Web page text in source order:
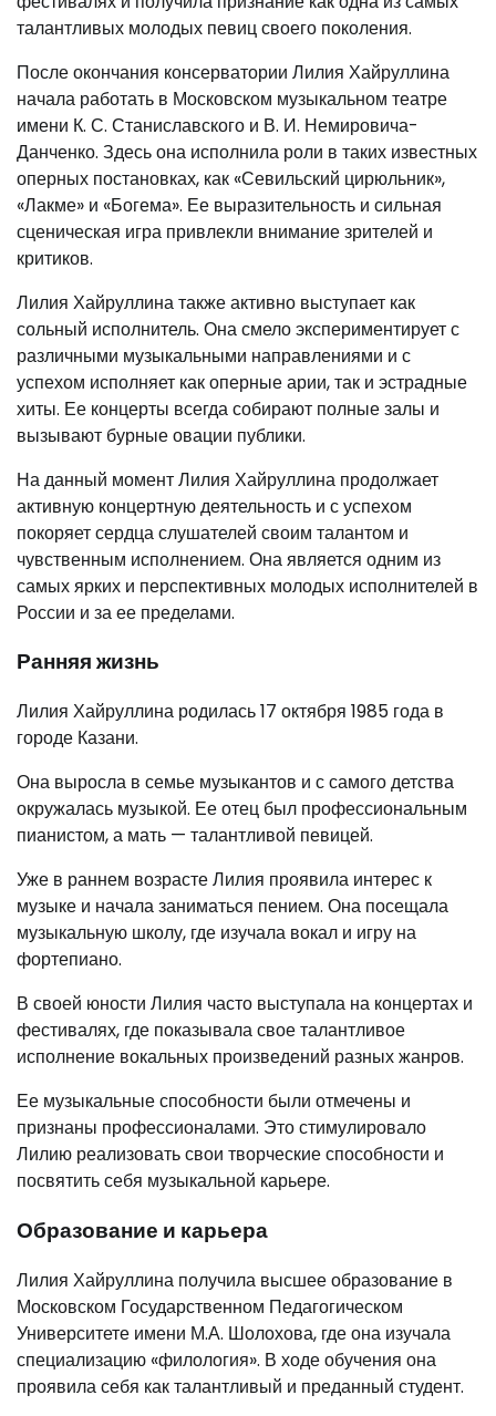
талантливых молодых певиц своего поколения.
После окончания консерватории Лилия Хайруллина
начала работать в Московском музыкальном театре
имени К. С. Станиславского и В. И. Немировича-
Данченко. Здесь она исполнила роли в таких известных
оперных постановках, как «Севильский цирюльник»,
«Лакме» и «Богема». Ее выразительность и сильная
сценическая игра привлекли внимание зрителей и
критиков.
Лилия Хайруллина также активно выступает как
сольный исполнитель. Она смело экспериментирует с
различными музыкальными направлениями и с
успехом исполняет как оперные арии, так и эстрадные
хиты. Ее концерты всегда собирают полные залы и
вызывают бурные овации публики.
На данный момент Лилия Хайруллина продолжает
активную концертную деятельность и с успехом
покоряет сердца слушателей своим талантом и
чувственным исполнением. Она является одним из
самых ярких и перспективных молодых исполнителей в
России и за ее пределами.
Ранняя жизнь
Лилия Хайруллина родилась 17 октября 1985 года в
городе Казани.
Она выросла в семье музыкантов и с самого детства
окружалась музыкой. Ее отец был профессиональным
пианистом, а мать — талантливой певицей.
Уже в раннем возрасте Лилия проявила интерес к
музыке и начала заниматься пением. Она посещала
музыкальную школу, где изучала вокал и игру на
фортепиано.
В своей юности Лилия часто выступала на концертах и
фестивалях, где показывала свое талантливое
исполнение вокальных произведений разных жанров.
Ее музыкальные способности были отмечены и
признаны профессионалами. Это стимулировало
Лилию реализовать свои творческие способности и
посвятить себя музыкальной карьере.
Образование и карьера
Лилия Хайруллина получила высшее образование в
Московском Государственном Педагогическом
Университете имени М.А. Шолохова, где она изучала
специализацию «филология». В ходе обучения она
проявила себя как талантливый и преданный студент.